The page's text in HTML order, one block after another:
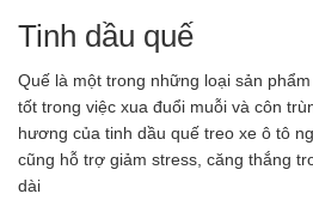
Tinh dầu quế
Quế là một trong những loại sản
tốt trong việc xua đuổi muỗi và côn
hương của tinh dầu quế treo xe ô tô
cũng hỗ trợ giảm stress, căng thắng
dài